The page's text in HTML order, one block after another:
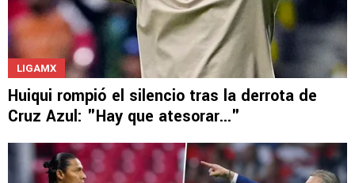
LIGAMX
Huiqui rompió el silencio tras la derrota de
Cruz Azul: "Hay que atesorar..."